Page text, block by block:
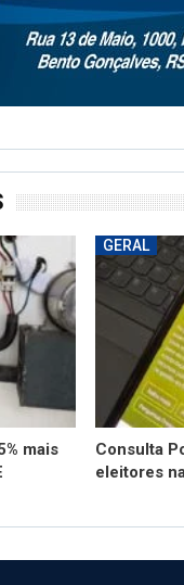
mais
GERAL
Consulta
eleitores